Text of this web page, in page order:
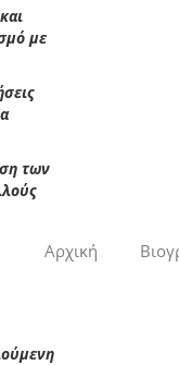
Αρχική
με
των